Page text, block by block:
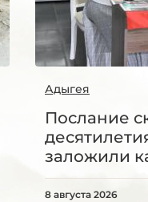
Адыгея
Послание
заложили
8 августа 2026